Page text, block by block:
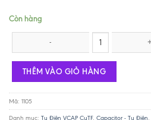
Còn hàng
VCAP CuTF 0.1uF / 600V số lượng
THÊM VÀO GIỎ HÀNG
Mã: 1105
Danh mục: Tụ Điện VCAP CuTF, Capacitor - Tụ Điện,